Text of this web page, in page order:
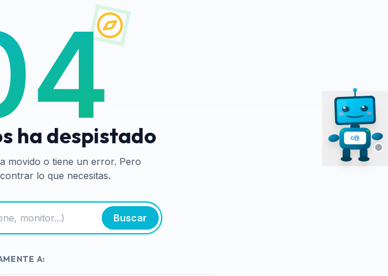
ha despistado
movido o tiene un error. Pero
lo que necesitas.
Buscar
A: